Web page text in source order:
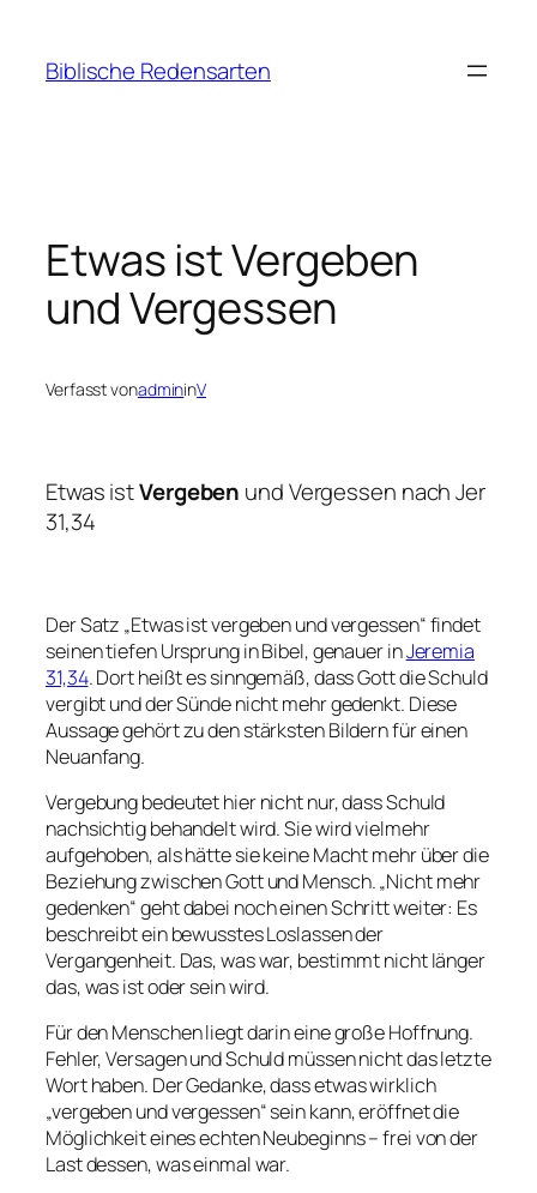
springen
Biblische Redensarten
Etwas ist Vergeben
und Vergessen
Verfasst vonadmininV
Etwas istVergeben und Vergessen nach Jer
31,34
Der Satz „Etwas ist vergeben und vergessen“ findet
seinen tiefen Ursprung in Bibel, genauer inJeremia
31,34. Dort heißt es sinngemäß, dass Gott die Schuld
vergibt und der Sünde nicht mehr gedenkt. Diese
Aussage gehört zu den stärksten Bildern für einen
Neuanfang.
Vergebung bedeutet hier nicht nur, dass Schuld
nachsichtig behandelt wird. Sie wird vielmehr
aufgehoben, als hätte sie keine Macht mehr über die
Beziehung zwischen Gott und Mensch. „Nicht mehr
gedenken“ geht dabei noch einen Schritt weiter: Es
beschreibt ein bewusstes Loslassen der
Vergangenheit. Das, was war, bestimmt nicht länger
das, was ist oder sein wird.
Für den Menschen liegt darin eine große Hoffnung.
Fehler, Versagen und Schuld müssen nicht das letzte
Wort haben. Der Gedanke, dass etwas wirklich
„vergeben und vergessen“ sein kann, eröffnet die
Möglichkeit eines echten Neubeginns – frei von der
Last dessen, was einmal war.